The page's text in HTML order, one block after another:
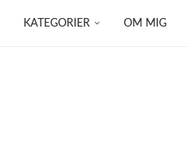
KATEGORIER OM MIG